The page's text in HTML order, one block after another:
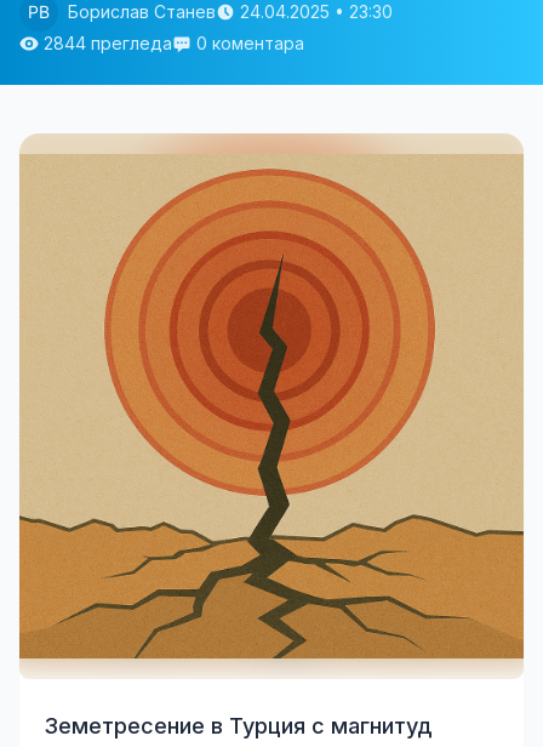
Борислав Станев
24.04.2025 • 23:30
2844 прегледа
0 коментара
Земетресение в Турция с магнитуд